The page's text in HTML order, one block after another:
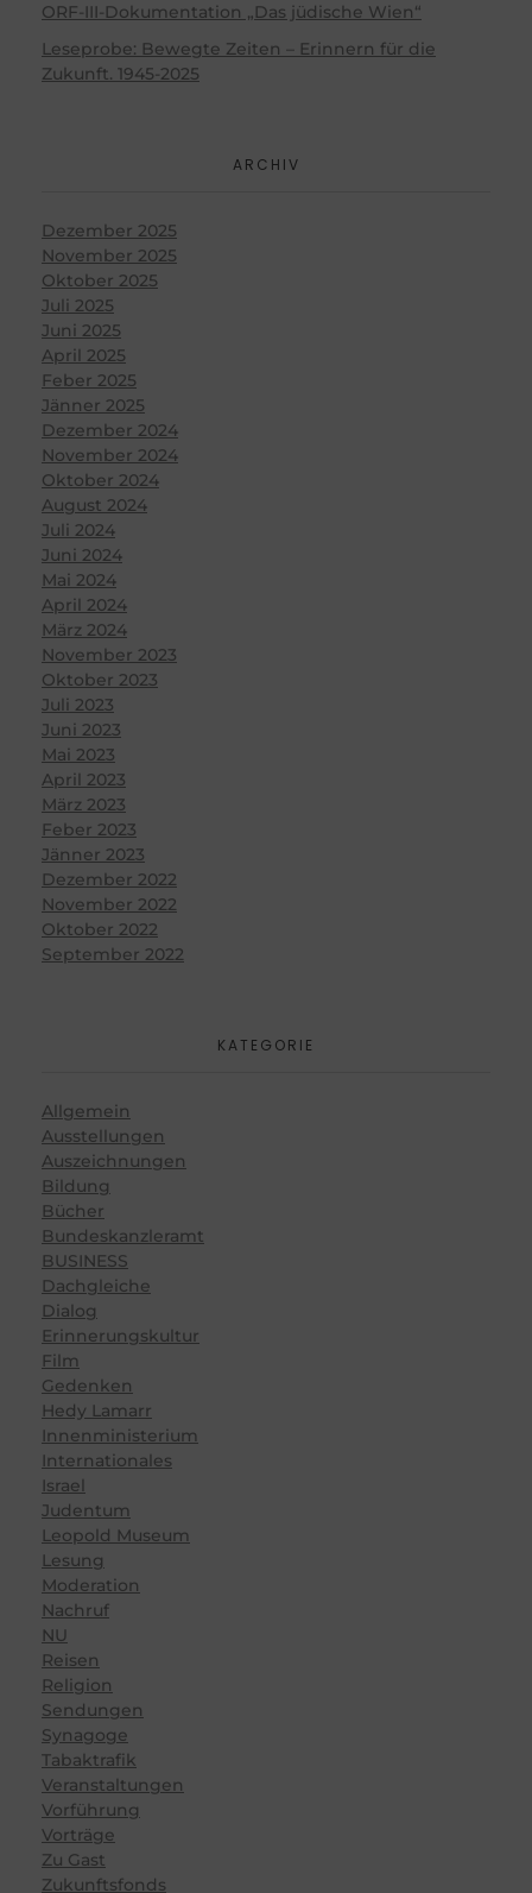
ORF-III-Dokumentation „Das jüdische Wien“
Leseprobe: Bewegte Zeiten – Erinnern für die
Zukunft. 1945-2025
ARCHIV
Dezember 2025
November 2025
Oktober 2025
Juli 2025
Juni 2025
April 2025
Feber 2025
Jänner 2025
Dezember 2024
November 2024
Oktober 2024
August 2024
Juli 2024
Juni 2024
Mai 2024
April 2024
März 2024
November 2023
Oktober 2023
Juli 2023
Juni 2023
Mai 2023
April 2023
März 2023
Feber 2023
Jänner 2023
Dezember 2022
November 2022
Oktober 2022
September 2022
KATEGORIE
Allgemein
Ausstellungen
Auszeichnungen
Bildung
Bücher
Bundeskanzleramt
BUSINESS
Dachgleiche
Dialog
Erinnerungskultur
Film
Gedenken
Hedy Lamarr
Innenministerium
Internationales
Israel
Judentum
Leopold Museum
Lesung
Moderation
Nachruf
NU
Reisen
Religion
Sendungen
Synagoge
Tabaktrafik
Veranstaltungen
Vorführung
Vorträge
Zu Gast
Zukunftsfonds